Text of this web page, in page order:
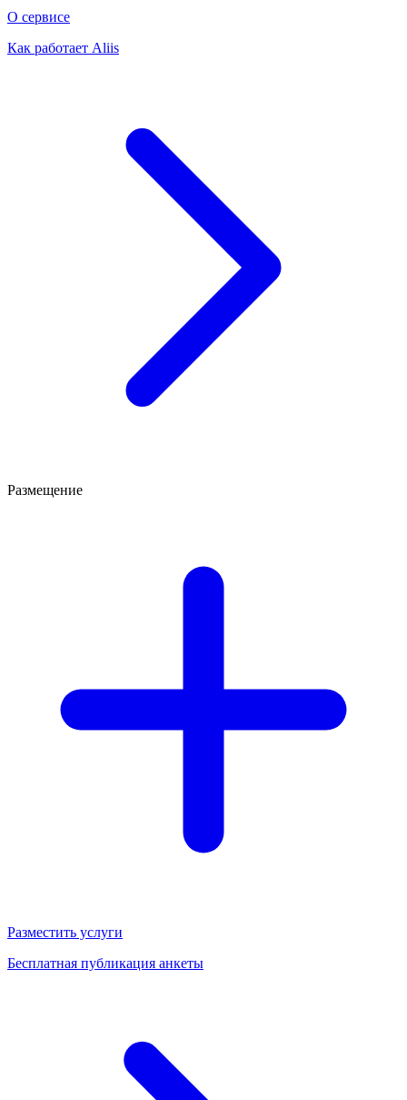
О сервисе
Как работает Aliis
Размещение
Разместить услуги
Бесплатная публикация анкеты